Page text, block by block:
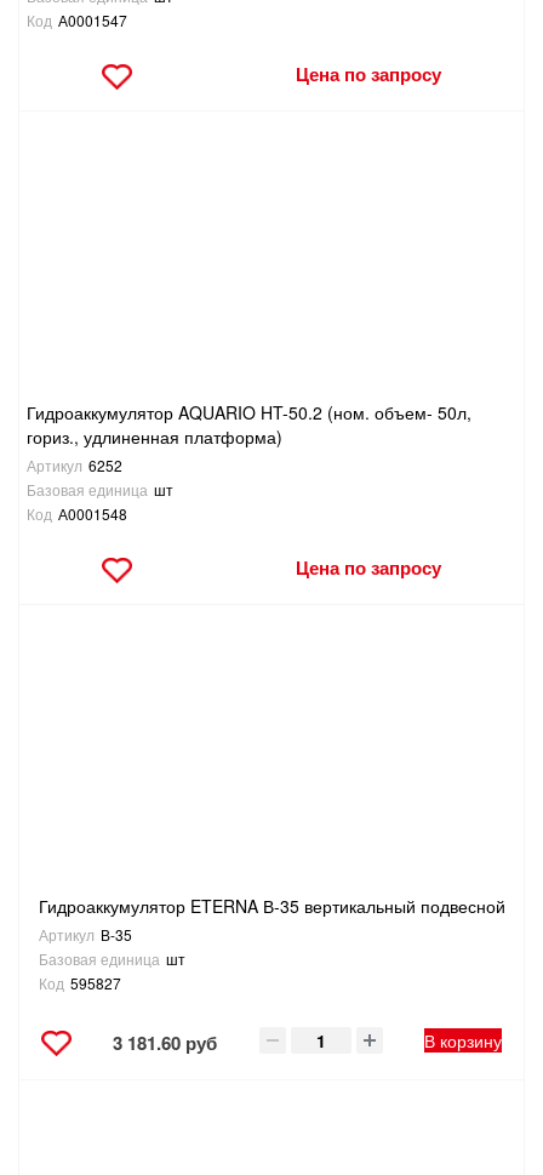
ЭЛЕКТРОМОНТАЖНЫЕ ТОВАРЫ, СВЕТОТЕХНИКА
Код А0001547
Цена по запросу
Гидроаккумулятор AQUARIO HT-50.2 (ном. объем- 50л,
гориз., удлиненная платформа)
Артикул 6252
Базовая единица шт
Код А0001548
Цена по запросу
Гидроаккумулятор ETERNA В-35 вертикальный подвесной
Артикул В-35
Базовая единица шт
Код 595827
3 181.60 руб В корзину